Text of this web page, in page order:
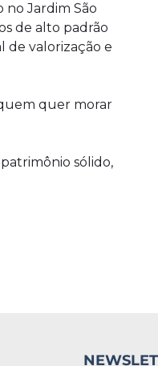
Jardim São
de alto padrão
de valorização e
quer morar
sólido,